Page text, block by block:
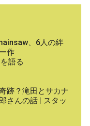
、6人の絆
作
語る
跡？滝田とサカナ
さんの話 | スタッ